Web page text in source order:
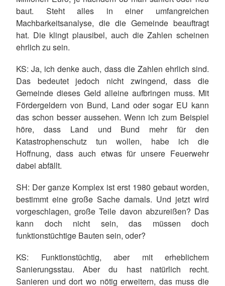
baut. Steht alles in einer umfangreichen
Machbarkeitsanalyse, die die Gemeinde beauftragt
hat. Die klingt plausibel, auch die Zahlen scheinen
ehrlich zu sein.
KS: Ja, ich denke auch, dass die Zahlen ehrlich sind.
Das bedeutet jedoch nicht zwingend, dass die
Gemeinde dieses Geld alleine aufbringen muss. Mit
Fördergeldern von Bund, Land oder sogar EU kann
das schon besser aussehen. Wenn ich zum Beispiel
höre, dass Land und Bund mehr für den
Katastrophenschutz tun wollen, habe ich die
Hoffnung, dass auch etwas für unsere Feuerwehr
dabei abfällt.
SH: Der ganze Komplex ist erst 1980 gebaut worden,
bestimmt eine große Sache damals. Und jetzt wird
vorgeschlagen, große Teile davon abzureißen? Das
kann doch nicht sein, das müssen doch
funktionstüchtige Bauten sein, oder?
KS: Funktionstüchtig, aber mit erheblichem
Sanierungsstau. Aber du hast natürlich recht.
Sanieren und dort wo nötig erweitern, das muss die